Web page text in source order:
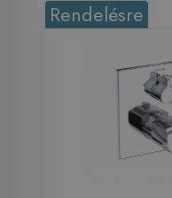
Rendelésre